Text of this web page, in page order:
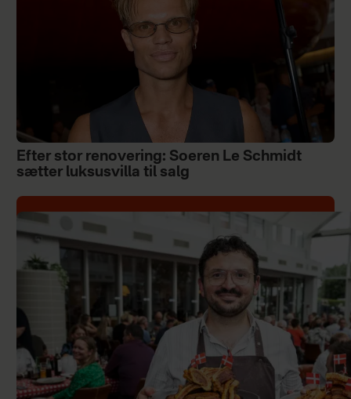
Efter stor renovering: Soeren Le Schmidt
sætter luksusvilla til salg